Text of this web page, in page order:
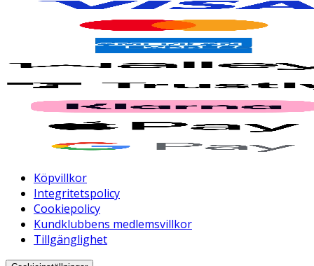
Köpvillkor
Integritetspolicy
Cookiepolicy
Kundklubbens medlemsvillkor
Tillgänglighet